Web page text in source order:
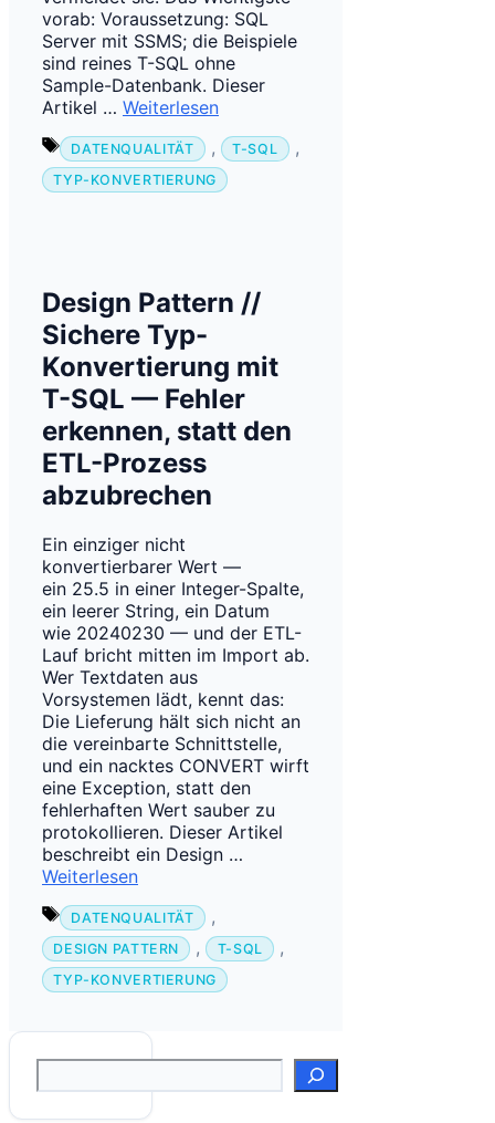
vorab: Voraussetzung: SQL
Server mit SSMS; die Beispiele
sind reines T-SQL ohne
Sample-Datenbank. Dieser
Artikel … Weiterlesen
Schlagwörter
DATENQUALITÄT , T-SQL ,
TYP-KONVERTIERUNG
Design Pattern //
Sichere Typ-
Konvertierung mit
T-SQL — Fehler
erkennen, statt den
ETL-Prozess
abzubrechen
Ein einziger nicht
konvertierbarer Wert —
ein 25.5 in einer Integer-Spalte,
ein leerer String, ein Datum
wie 20240230 — und der ETL-
Lauf bricht mitten im Import ab.
Wer Textdaten aus
Vorsystemen lädt, kennt das:
Die Lieferung hält sich nicht an
die vereinbarte Schnittstelle,
und ein nacktes CONVERT wirft
eine Exception, statt den
fehlerhaften Wert sauber zu
protokollieren. Dieser Artikel
beschreibt ein Design …
Weiterlesen
Schlagwörter
DATENQUALITÄT ,
DESIGN PATTERN , T-SQL ,
TYP-KONVERTIERUNG